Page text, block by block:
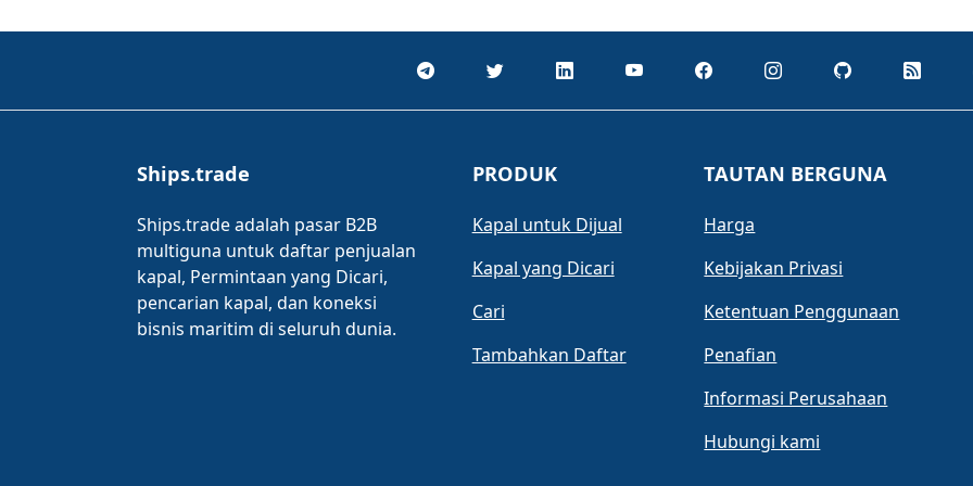
Ships.trade
Ships.trade adalah pasar B2B
multiguna untuk daftar penjualan
kapal, Permintaan yang Dicari,
pencarian kapal, dan koneksi
bisnis maritim di seluruh dunia.
PRODUK
Kapal untuk Dijual
Kapal yang Dicari
Cari
Tambahkan Daftar
TAUTAN BERGUNA
Harga
Kebijakan Privasi
Ketentuan Penggunaan
Penafian
Informasi Perusahaan
Hubungi kami